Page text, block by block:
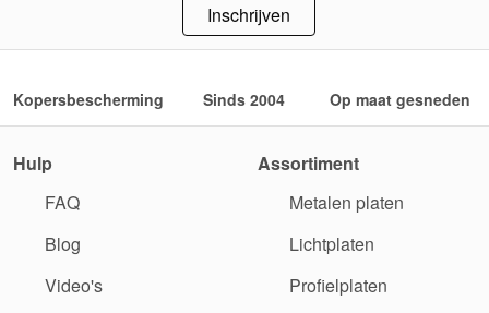
Inschrijven
Kopersbescherming Sinds 2004 Op maat gesneden
Hulp
FAQ
Blog
Video's
Assortiment
Metalen platen
Lichtplaten
Profielplaten